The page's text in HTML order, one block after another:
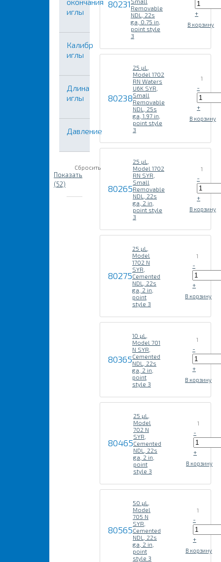
иглы
Калибр
иглы
Длина
иглы
Давление
Сбросить
Показать
(52)
80231 Removable
NDL, 22s
ga, 0.75 in,
point style
3
+
В корзину
80238
25 µL,
Model 1702
RN Waters
U6K SYR,
Small
Removable
NDL, 25s
ga, 1.97 in,
point style
3
1
-
+
В корзину
80265
25 µL,
Model 1702
RN SYR,
Small
Removable
NDL, 22s
ga, 2 in,
point style
3
1
-
+
В корзину
80275
25 µL,
Model
1702 N
SYR,
Cemented
NDL, 22s
ga, 2 in,
point
style 3
1
-
+
В корзину
80365
10 µL,
Model 701
N SYR,
Cemented
NDL, 22s
ga, 2 in,
point
style 3
1
-
+
В корзину
80465
25 µL,
Model
702 N
SYR,
Cemented
NDL, 22s
ga, 2 in,
point
style 3
1
-
+
В корзину
80565
50 µL,
Model
705 N
SYR,
Cemented
NDL, 22s
ga, 2 in,
point
style 3
1
-
+
В корзину